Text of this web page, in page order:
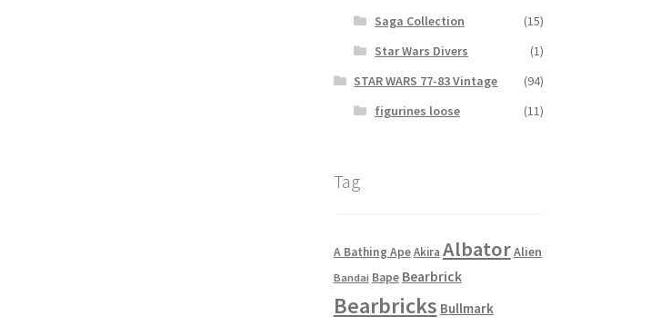
Saga Collection
(15)
Star Wars Divers
(1)
STAR WARS 77-83 Vintage
(94)
figurines loose
(11)
Tag
A Bathing Ape Akira AlbatorAlien
Bandai Bape Bearbrick
Bearbricks Bullmark